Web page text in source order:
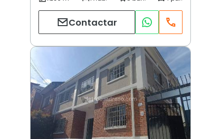
Contactar